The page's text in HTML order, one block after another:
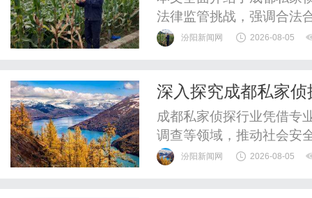
法律监管挑战，强调合法
汾阳新闻网 2026-08-05
深入探究成都私家
成都私家侦探行业凭借专
调查等领域，推动社会安
汾阳新闻网 2026-08-05